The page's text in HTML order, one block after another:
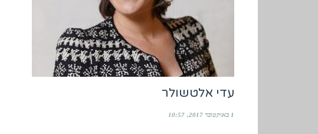
עדי אלטשולר
1 באוקטובר 2017 10:57